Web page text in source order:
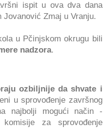
ispit u ova dva dana
Zmaj u Vranju.
u Pčinjskom okrugu bili
nadzora.
ozbiljnije da shvate i
u sprovođenje završnog
najbolji mogući način -
za sprovođenje